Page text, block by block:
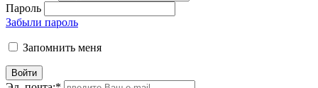
Пароль
Забыли пароль
Запомнить меня
Войти